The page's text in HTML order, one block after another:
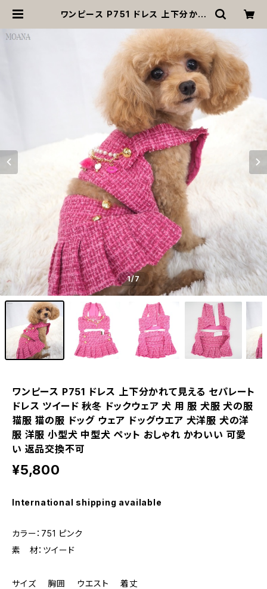
ワンピース P751 ドレス 上下分かれ
秋冬 ドックウェア 犬 用 服 犬服 犬の
服 猫服 猫の服 ドッグ ウェア ドッグウ
エア 犬洋服 犬の洋服 洋服 小型犬 中
型犬 ペット おしゃれ かわいい 可愛
い 返品交換不可 | MOANA
1/7
ワンピース P751 ドレス 上下分かれて見える セパレート
ドレス ツイード 秋冬 ドックウェア 犬 用 服 犬服 犬の服
猫服 猫の服 ドッグ ウェア ドッグウエア 犬洋服 犬の洋
服 洋服 小型犬 中型犬 ペット おしゃれ かわいい 可愛
い 返品交換不可
¥5,800
International shipping available
カラー：751 ピンク
素 材：ツイード
サイズ 胸囲 ウエスト 着丈